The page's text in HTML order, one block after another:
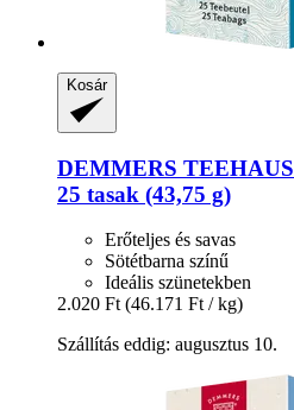
Kosár
DEMMERS TEEHAUS
25 tasak (43,75 g)
Erőteljes és savas
Sötétbarna színű
Ideális szünetekben
2.020 Ft (46.171 Ft / kg)
Szállítás eddig: augusztus 10.